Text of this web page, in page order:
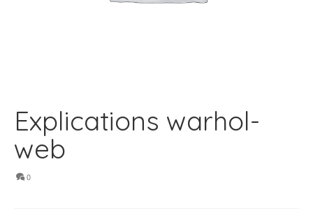
Explications warhol-
web
0